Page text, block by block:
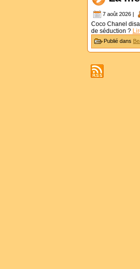
7 août 2026 |
Coco Chanel
de séduction ?
Publié dans